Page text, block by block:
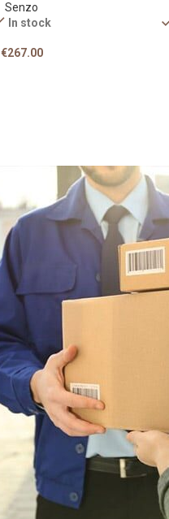
Senzo
In stock
€267.00